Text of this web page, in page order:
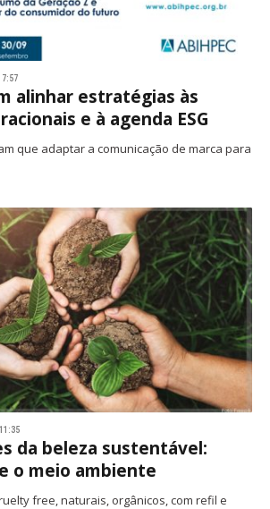
alinhar estratégias às
e à agenda ESG
que adaptar a comunicação de marca para
da beleza sustentável:
o meio ambiente
free, naturais, orgânicos, com refil e